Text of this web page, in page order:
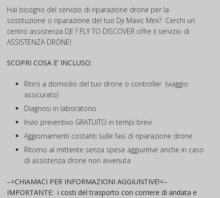
Hai bisogno del servizio di riparazione drone per la
sostituzione o riparazione del tuo Dji Mavic Mini? Cerchi un
centro assistenza DJI ? FLY TO DISCOVER offre il servizio di
ASSISTENZA DRONE!
SCOPRI COSA E’ INCLUSO:
Ritiro a domicilio del tuo drone o controller (viaggio
assicurato)
Diagnosi in laboratorio
Invio preventivo GRATUITO in tempi brevi
Aggiornamenti costanti sulle fasi di riparazione drone
Ritorno al mittente senza spese aggiuntive anche in caso
di assistenza drone non avvenuta
–>CHIAMACI PER INFORMAZIONI AGGIUNTIVE!<–
IMPORTANTE: i costi del trasporto con corriere di andata e